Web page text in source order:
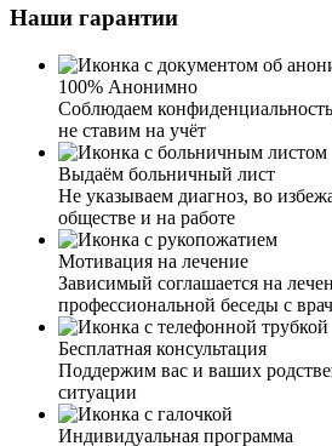
отзывчивым и доброжелательным
который слушал мои проблемы и
адекватный план лечения. Очень
процесс проходил у меня дома, что не
дополнительного стресса.
подход помог мне преодолеть
здоров, и хотел бы советовать всем
с подобной проблемой, обратиться за
данным специалистам. Они помогут
жизни и дадут возможность начать
свободную от зависимости.
Очень рада, что попала именно на ваш
вам. Получила первичную
назначили приём психолога. Мне
специалиста, с которым мне будет
после нескольких сеансов терапии
Большой плюс, что сеансы могут
Наши гарантии
100% Анонимно
Соблюдаем
не ставим на учёт
Выдаём больничный лист
Не указываем диагноз, во
обществе и на работе
Мотивация на лечение
Зависимый соглашается на
профессиональной беседы с
Бесплатная консультация
Поддержим вас и ваших
ситуации
Индивидуальная программа